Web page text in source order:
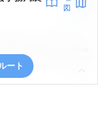
図
ート